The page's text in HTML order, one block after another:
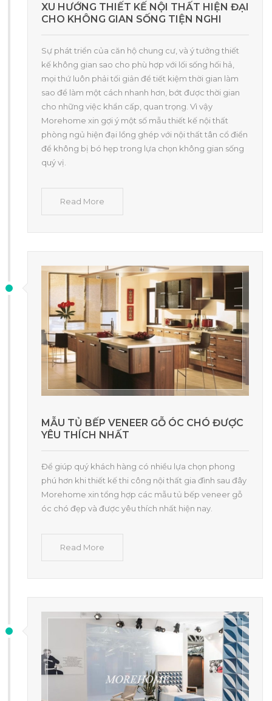
XU HƯỚNG THIẾT KẾ NỘI THẤT HIỆN ĐẠI
CHO KHÔNG GIAN SỐNG TIỆN NGHI
Sự phát triển của căn hộ chung cư, và ý tưởng thiết
kế không gian sao cho phù hợp với lối sống hối hả,
mọi thứ luôn phải tối giản để tiết kiệm thời gian làm
sao để làm một cách nhanh hơn, bớt được thời gian
cho những việc khẩn cấp, quan trọng. Vì vậy
Morehome xin gợi ý một số mẫu thiết kế nội thất
phòng ngủ hiện đại lồng ghép với nội thất tân cổ điển
để không bị bó hẹp trong lựa chọn không gian sống
quý vị.
Read More
MẪU TỦ BẾP VENEER GỖ ÓC CHÓ ĐƯỢC
YÊU THÍCH NHẤT
Để giúp quý khách hàng có nhiều lựa chọn phong
phú hơn khi thiết kế thi công nội thất gia đình sau đây
Morehome xin tổng hợp các mẫu tủ bếp veneer gỗ
óc chó đẹp và được yêu thích nhất hiện nay.
Read More